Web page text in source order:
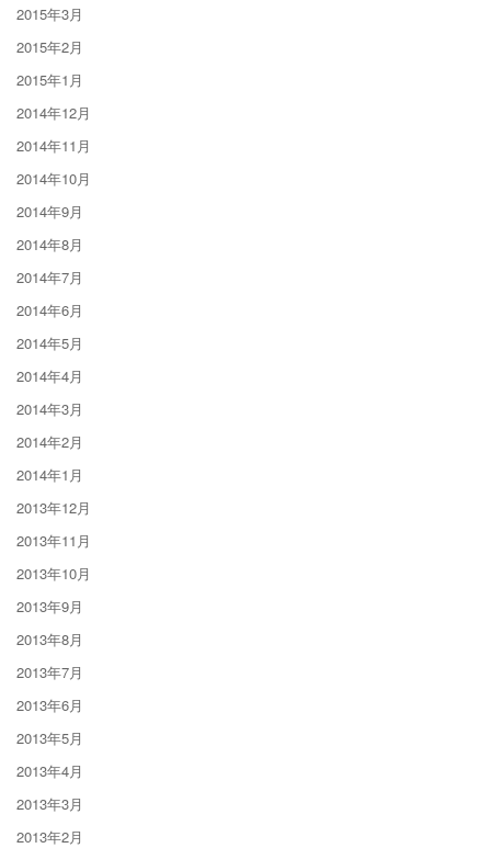
2015年3月
2015年2月
2015年1月
2014年12月
2014年11月
2014年10月
2014年9月
2014年8月
2014年7月
2014年6月
2014年5月
2014年4月
2014年3月
2014年2月
2014年1月
2013年12月
2013年11月
2013年10月
2013年9月
2013年8月
2013年7月
2013年6月
2013年5月
2013年4月
2013年3月
2013年2月